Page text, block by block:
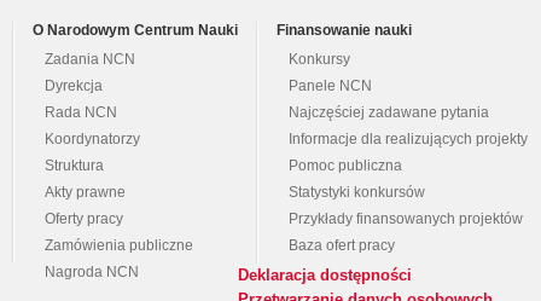
O Narodowym Centrum Nauki
Zadania NCN
Dyrekcja
Rada NCN
Koordynatorzy
Struktura
Akty prawne
Oferty pracy
Zamówienia publiczne
Nagroda NCN
Finansowanie nauki
Konkursy
Panele NCN
Najczęściej zadawane pytania
Informacje dla realizujących projekty
Pomoc publiczna
Statystyki konkursów
Przykłady finansowanych projektów
Baza ofert pracy
Deklaracja dostępności